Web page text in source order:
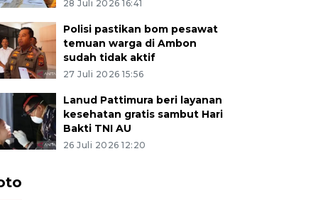
28 Juli 2026 16:41
Polisi pastikan bom pesawat
temuan warga di Ambon
sudah tidak aktif
27 Juli 2026 15:56
Lanud Pattimura beri layanan
kesehatan gratis sambut Hari
Bakti TNI AU
26 Juli 2026 12:20